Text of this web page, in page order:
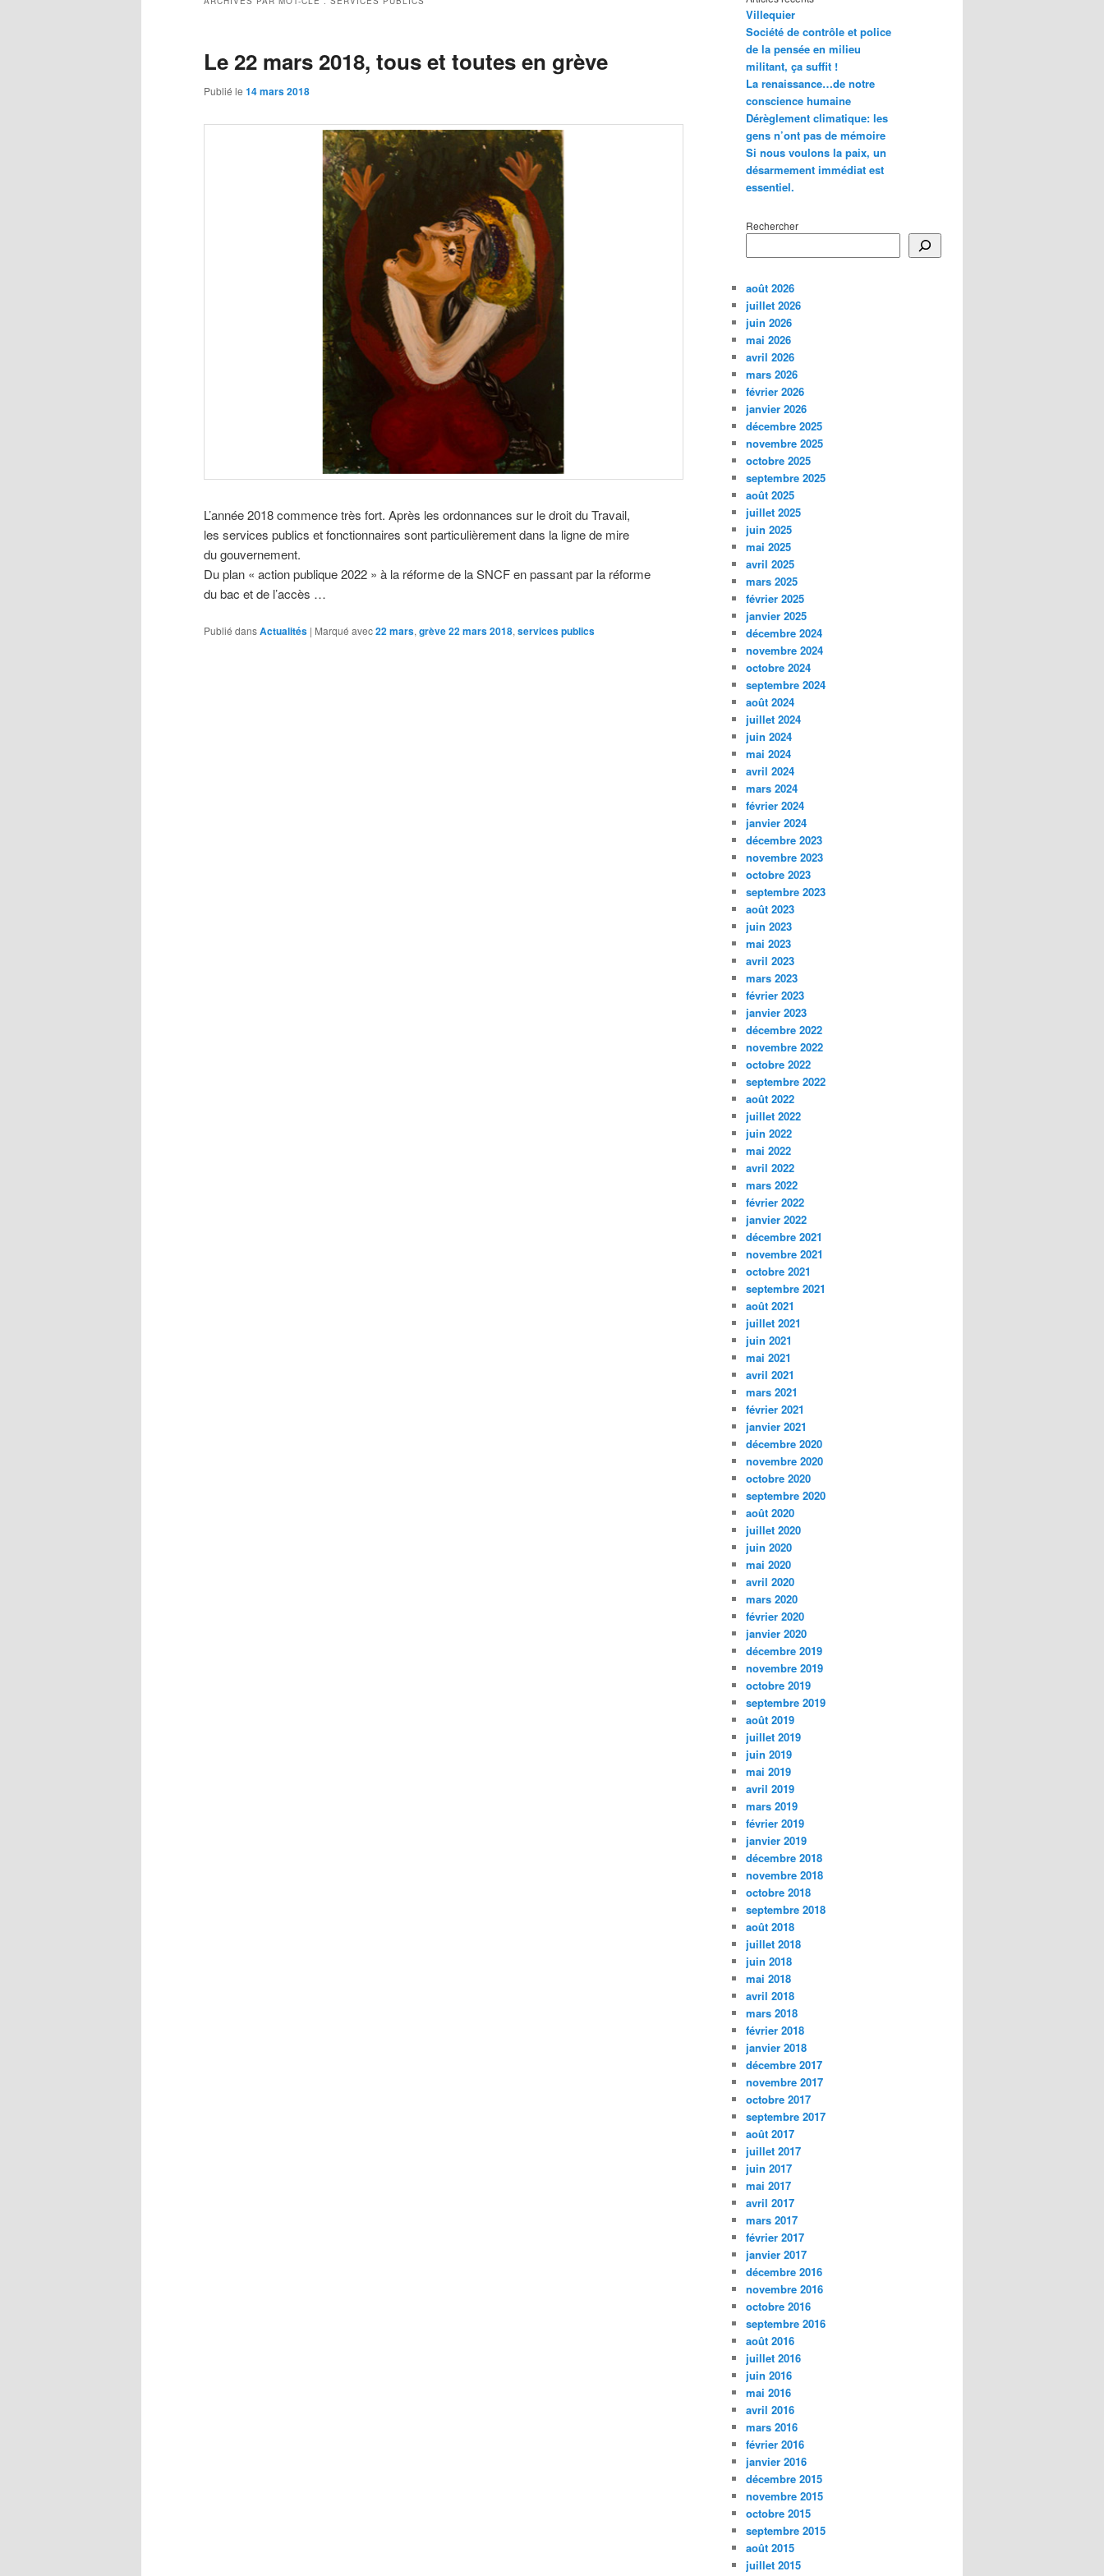
Le 22 mars 2018, tous et toutes en grève
Publié le 14 mars 2018
L’année 2018 commence très fort. Après les ordonnances sur le droit du Travail,
les services publics et fonctionnaires sont particulièrement dans la ligne de mire
du gouvernement.
Du plan « action publique 2022 » à la réforme de la SNCF en passant par la réforme
du bac et de l’accès …
Publié dansActualités | Marqué avec22 mars, grève 22 mars 2018, services publics
Villequier
Société de contrôle et police
de la pensée en milieu
militant, ça suffit !
La renaissance…de notre
conscience humaine
Dérèglement climatique: les
gens n’ont pas de mémoire
Si nous voulons la paix, un
désarmement immédiat est
essentiel.
Rechercher
août 2026
juillet 2026
juin 2026
mai 2026
avril 2026
mars 2026
février 2026
janvier 2026
décembre 2025
novembre 2025
octobre 2025
septembre 2025
août 2025
juillet 2025
juin 2025
mai 2025
avril 2025
mars 2025
février 2025
janvier 2025
décembre 2024
novembre 2024
octobre 2024
septembre 2024
août 2024
juillet 2024
juin 2024
mai 2024
avril 2024
mars 2024
février 2024
janvier 2024
décembre 2023
novembre 2023
octobre 2023
septembre 2023
août 2023
juin 2023
mai 2023
avril 2023
mars 2023
février 2023
janvier 2023
décembre 2022
novembre 2022
octobre 2022
septembre 2022
août 2022
juillet 2022
juin 2022
mai 2022
avril 2022
mars 2022
février 2022
janvier 2022
décembre 2021
novembre 2021
octobre 2021
septembre 2021
août 2021
juillet 2021
juin 2021
mai 2021
avril 2021
mars 2021
février 2021
janvier 2021
décembre 2020
novembre 2020
octobre 2020
septembre 2020
août 2020
juillet 2020
juin 2020
mai 2020
avril 2020
mars 2020
février 2020
janvier 2020
décembre 2019
novembre 2019
octobre 2019
septembre 2019
août 2019
juillet 2019
juin 2019
mai 2019
avril 2019
mars 2019
février 2019
janvier 2019
décembre 2018
novembre 2018
octobre 2018
septembre 2018
août 2018
juillet 2018
juin 2018
mai 2018
avril 2018
mars 2018
février 2018
janvier 2018
décembre 2017
novembre 2017
octobre 2017
septembre 2017
août 2017
juillet 2017
juin 2017
mai 2017
avril 2017
mars 2017
février 2017
janvier 2017
décembre 2016
novembre 2016
octobre 2016
septembre 2016
août 2016
juillet 2016
juin 2016
mai 2016
avril 2016
mars 2016
février 2016
janvier 2016
décembre 2015
novembre 2015
octobre 2015
septembre 2015
août 2015
juillet 2015